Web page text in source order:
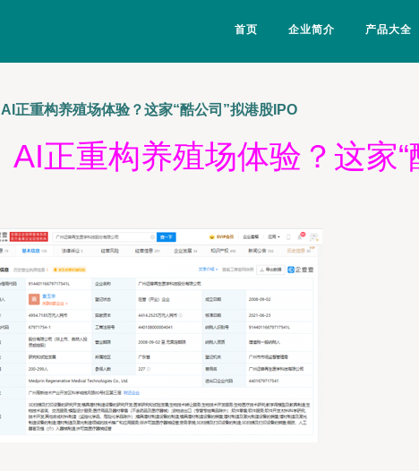
首页 企业简介 产品大全
正重构养殖场体验？这家“酷公司”拟港股IPO
正重构养殖场体验？这家“